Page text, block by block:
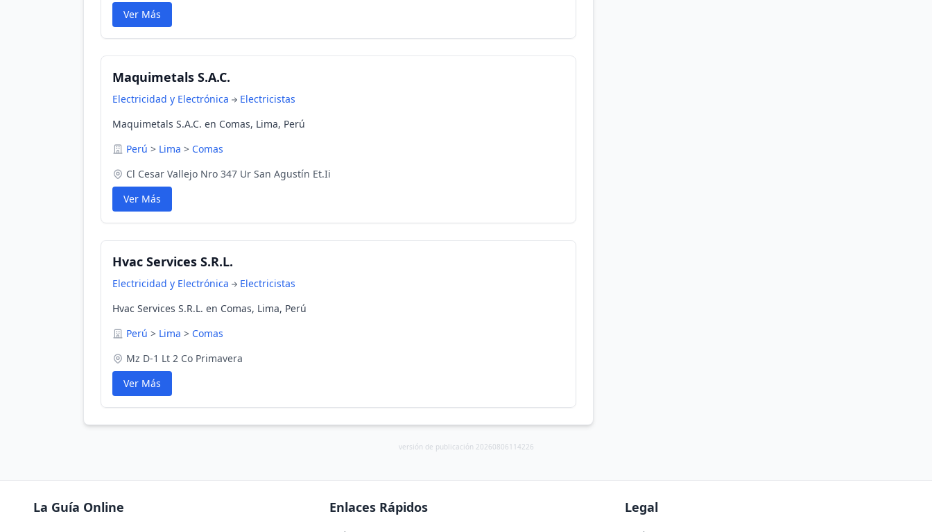
Ver Más
Maquimetals S.A.C.
Electricidad y Electrónica
Electricistas
Maquimetals S.A.C. en Comas, Lima, Perú
Perú > Lima > Comas
Cl Cesar Vallejo Nro 347 Ur San Agustín Et.Ii
Ver Más
Hvac Services S.R.L.
Electricidad y Electrónica
Electricistas
Hvac Services S.R.L. en Comas, Lima, Perú
Perú > Lima > Comas
Mz D-1 Lt 2 Co Primavera
Ver Más
versión de publicación 20260806114226
La Guía Online Enlaces Rápidos Legal